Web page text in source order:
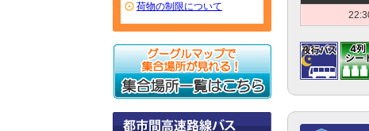
荷物の制限について